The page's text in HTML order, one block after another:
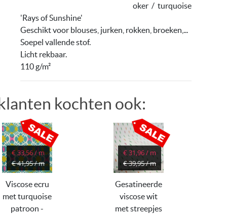
oker / turquoise
'Rays of Sunshine'
Geschikt voor blouses, jurken, rokken, broeken,...
Soepel vallende stof.
Licht rekbaar.
110 g/m²
kochten ook:
€ 33,56 / m
€ 41,95 / m
Viscose ecru
met turquoise
patroon -
€ 31,96 / m
€ 39,95 / m
Gesatineerde
viscose wit
met streepjes